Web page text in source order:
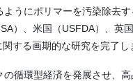
うにポリマーを汚染除去
）、米国（USFDA）、英
する画期的な研究を完了し
の循環型経済を発展させ、